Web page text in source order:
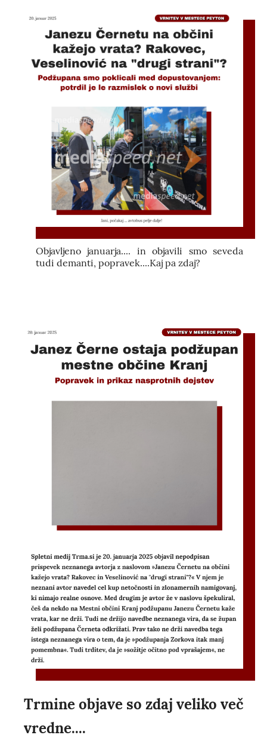
Objavljeno januarja.... in objavili smo seveda
tudi demanti, popravek....Kaj pa zdaj?
Trmine objave so zdaj veliko več
vredne....